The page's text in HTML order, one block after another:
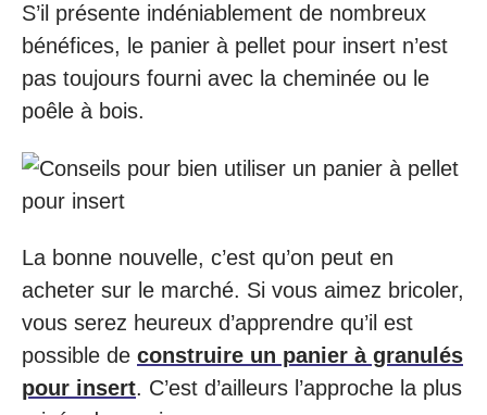
S’il présente indéniablement de nombreux
bénéfices, le panier à pellet pour insert n’est
pas toujours fourni avec la cheminée ou le
poêle à bois.
La bonne nouvelle, c’est qu’on peut en
acheter sur le marché. Si vous aimez bricoler,
vous serez heureux d’apprendre qu’il est
possible de construire un panier à granulés
pour insert. C’est d’ailleurs l’approche la plus